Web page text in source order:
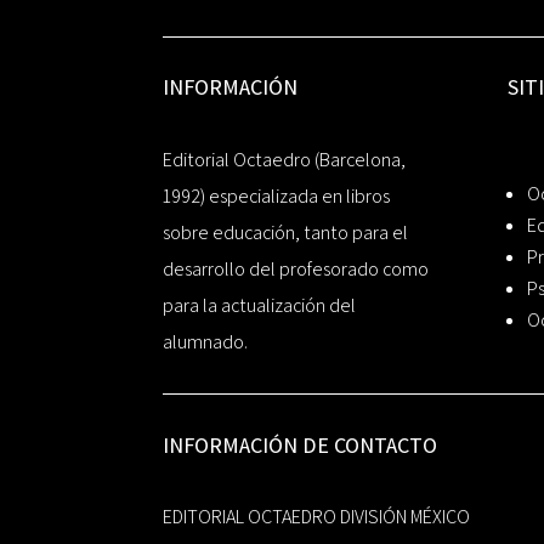
INFORMACIÓN
Editorial Octaedro (Barcelona,
1992) especializada en libros
sobre educación, tanto para el
desarrollo del profesorado como
para la actualización del
alumnado.
INFORMACIÓN DE CONTACTO
EDITORIAL OCTAEDRO DIVISIÓN MÉXICO